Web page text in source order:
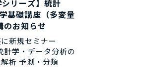
リーズ】統計
基礎講座（多変量
のお知らせ
新規セミナー
計学・データ分析の
析 予測・分類